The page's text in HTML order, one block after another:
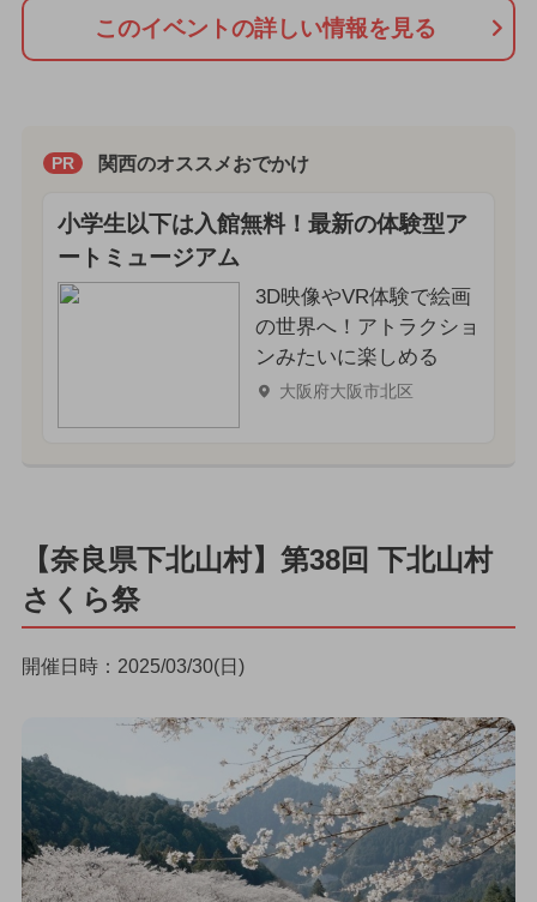
このイベントの詳しい情報を見る
PR 関西のオススメおでかけ
小学生以下は入館無料！最新の体験型ア
ートミュージアム
3D映像やVR体験で絵画
の世界へ！アトラクショ
ンみたいに楽しめる
大阪府大阪市北区
【奈良県下北山村】第38回 下北山村
さくら祭
開催日時：2025/03/30(日)